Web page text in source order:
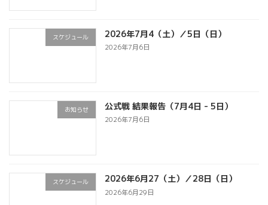
スケジュール 2026年7月4（土）／5日（日）
2026年7月6日
お知らせ 公式戦 結果報告（7月4日 - 5日）
2026年7月6日
スケジュール 2026年6月27（土）／28日（日）
2026年6月29日